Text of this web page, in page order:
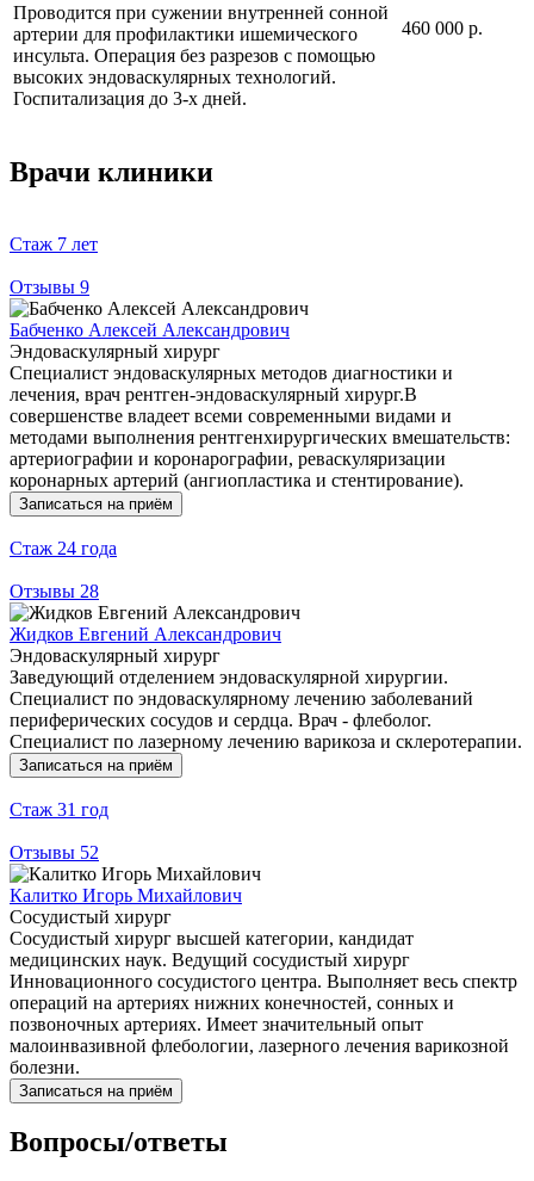
Проводится при сужении внутренней сонной
артерии для профилактики ишемического
инсульта. Операция без разрезов с помощью
высоких эндоваскулярных технологий.
Госпитализация до 3-х дней.
460 000 р.
Врачи клиники
Стаж 7 лет
Отзывы 9
Бабченко Алексей Александрович
Эндоваскулярный хирург
Специалист эндоваскулярных методов диагностики и
лечения, врач рентген-эндоваскулярный хирург.В
совершенстве владеет всеми современными видами и
методами выполнения рентгенхирургических вмешательств:
артериографии и коронарографии, реваскуляризации
коронарных артерий (ангиопластика и стентирование).
Записаться на приём
Стаж 24 года
Отзывы 28
Жидков Евгений Александрович
Эндоваскулярный хирург
Заведующий отделением эндоваскулярной хирургии.
Специалист по эндоваскулярному лечению заболеваний
периферических сосудов и сердца. Врач - флеболог.
Специалист по лазерному лечению варикоза и склеротерапии.
Записаться на приём
Стаж 31 год
Отзывы 52
Калитко Игорь Михайлович
Сосудистый хирург
Сосудистый хирург высшей категории, кандидат
медицинских наук. Ведущий сосудистый хирург
Инновационного сосудистого центра. Выполняет весь спектр
операций на артериях нижних конечностей, сонных и
позвоночных артериях. Имеет значительный опыт
малоинвазивной флебологии, лазерного лечения варикозной
болезни.
Записаться на приём
Вопросы/ответы